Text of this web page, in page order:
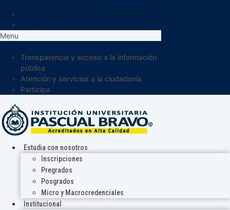
Menu
Transparencia y acceso a la información
pública
Atención y servicios a la ciudadanía
Participa
Estudia con nosotros
Inscripciones
Pregrados
Posgrados
Micro y Macrocredenciales
Institucional